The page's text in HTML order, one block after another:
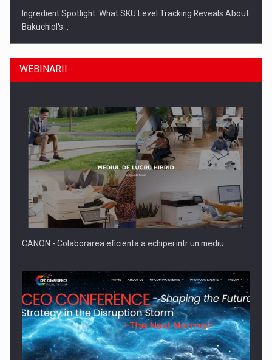
Ingredient Spotlight: What SKU Level Tracking Reveals About
Bakuchiol's…
Producatorii si comerciantii care nu se supun noilor
reglementari…
WEBINARII
CANON - Colaborarea eficienta a echipei intr un mediu…